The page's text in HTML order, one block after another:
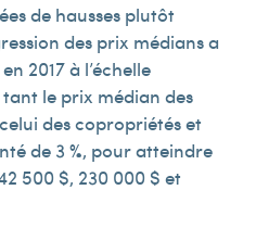
de hausses plutôt
des prix médians a
2017 à l’échelle
le prix médian des
des copropriétés et
de 3 %, pour atteindre
500 $, 230 000 $ et